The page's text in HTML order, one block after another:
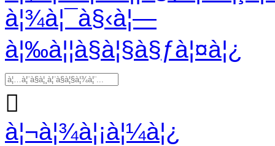
à¦¾à¦¯à§‹à¦—
à¦‰à¦¦à§à¦§à§ƒà¦¤à¦¿

à¦¬à¦¾à¦¡à¦¼à¦¿